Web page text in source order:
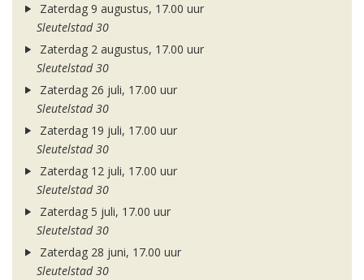
Zaterdag 9 augustus, 17.00 uur
Sleutelstad 30
Zaterdag 2 augustus, 17.00 uur
Sleutelstad 30
Zaterdag 26 juli, 17.00 uur
Sleutelstad 30
Zaterdag 19 juli, 17.00 uur
Sleutelstad 30
Zaterdag 12 juli, 17.00 uur
Sleutelstad 30
Zaterdag 5 juli, 17.00 uur
Sleutelstad 30
Zaterdag 28 juni, 17.00 uur
Sleutelstad 30